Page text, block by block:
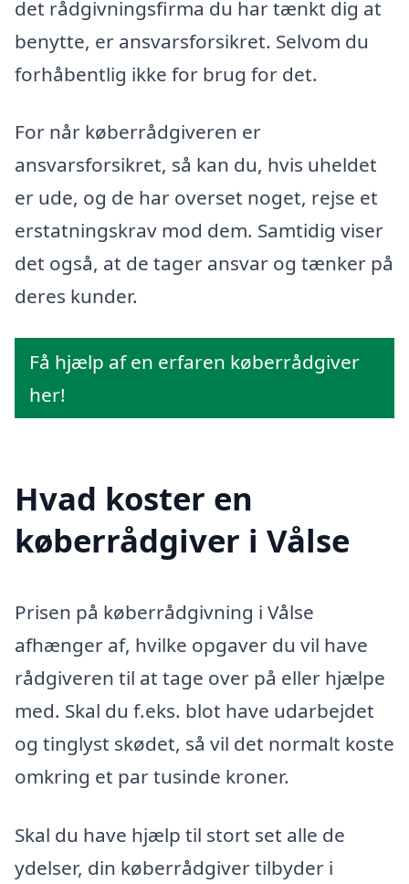
det rådgivningsfirma du har tænkt dig at
benytte, er ansvarsforsikret. Selvom du
forhåbentlig ikke for brug for det.
For når køberrådgiveren er
ansvarsforsikret, så kan du, hvis uheldet
er ude, og de har overset noget, rejse et
erstatningskrav mod dem. Samtidig viser
det også, at de tager ansvar og tænker på
deres kunder.
Få hjælp af en erfaren køberrådgiver
her!
Hvad koster en
køberrådgiver i Vålse
Prisen på køberrådgivning i Vålse
afhænger af, hvilke opgaver du vil have
rådgiveren til at tage over på eller hjælpe
med. Skal du f.eks. blot have udarbejdet
og tinglyst skødet, så vil det normalt koste
omkring et par tusinde kroner.
Skal du have hjælp til stort set alle de
ydelser, din køberrådgiver tilbyder i